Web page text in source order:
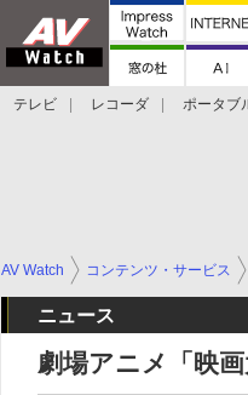
テレビ レコーダ ポータブ
AV Watch コンテンツ・サービス
ニュース
劇場アニメ「映